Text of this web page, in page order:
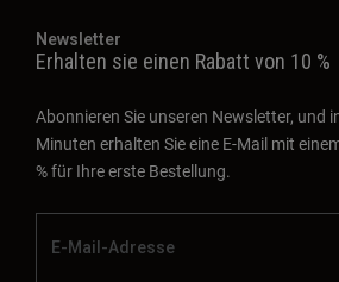
Newsletter
Erhalten sie einen Rabatt von 10 %
Abonnieren Sie unseren Newsletter, und
Minuten erhalten Sie eine E-Mail mit
% für Ihre erste Bestellung.